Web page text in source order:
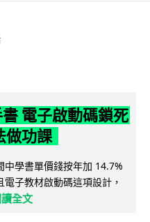
電子啟動碼鎖死
做功課
學書單價錢按年加 14.7%
子教材啟動碼這項設計，
全文